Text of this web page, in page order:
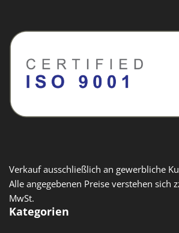
Verkauf ausschließlich an gewerbliche
Alle angegebenen Preise verstehen sich
MwSt.
Kategorien